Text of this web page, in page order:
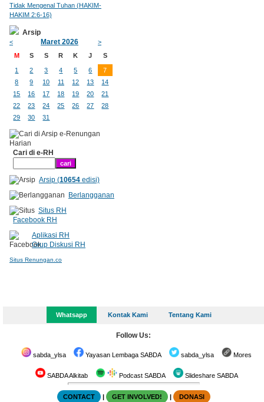
Tidak Mengenal Tuhan (HAKIM-
HAKIM 2:6-16)
Arsip
< Maret 2026
>
M
S S R K J S
1 2 3 4 5 6
7
8
9 10 11 12 13
14
15
16 17 18 19 20
21
22
23 24 25 26 27
28
29
30 31
Cari di e-RH
Arsip (10654edisi)
Berlangganan
Situs RH
Facebook RH
Aplikasi RH
Grup Diskusi RH
Situs Renungan.co
Whatsapp Kontak Kami Tentang Kami
Follow Us:
sabda_ylsa Yayasan Lembaga SABDA sabda_ylsa Mores
SABDA Alkitab Podcast SABDA Slideshare SABDA
CONTACT | GET INVOLVED! | DONASI